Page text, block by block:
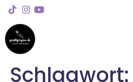
Schlagwort: